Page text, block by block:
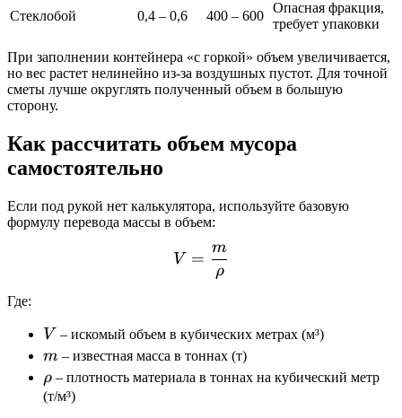
Стеклобой 0,4 – 0,6 400 – 600
Опасная фракция,
требует упаковки
При заполнении контейнера «с горкой» объем увеличивается,
но вес растет нелинейно из-за воздушных пустот. Для точной
сметы лучше округлять полученный объем в большую
сторону.
Как рассчитать объем мусора
самостоятельно
Если под рукой нет калькулятора, используйте базовую
формулу перевода массы в объем:
V = \frac{m}{\rho}
V =
ρ
m
Где:
V
V – искомый объем в кубических метрах (м³)
m
m – известная масса в тоннах (т)
\rho
ρ – плотность материала в тоннах на кубический метр
(т/м³)